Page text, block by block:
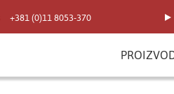
+381 (0)11 8053-370